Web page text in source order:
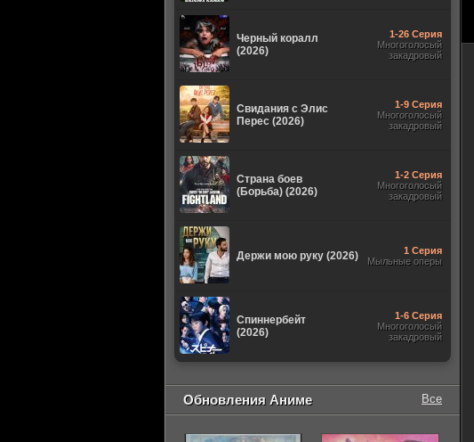
Черный коралл
(2026)
1-26 Серия
Многоголосый
закадровый
Свидания с Элис
Перес (2026)
1-9 Серия
Многоголосый
закадровый
Страна боев
(Борьба) (2026)
1-2 Серия
Многоголосый
закадровый
Держи мою руку (2026)
1 Серия
Мыльные оперы
Спиннербейт
(2026)
1-6 Серия
Многоголосый
закадровый
Обновления Аниме Все